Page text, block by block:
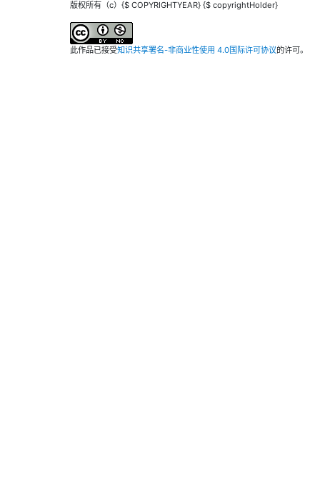
版权所有（c）{$ COPYRIGHTYEAR} {$ copyrightHolder}
此作品已接受知识共享署名-非商业性使用 4.0国际许可协议的许可。